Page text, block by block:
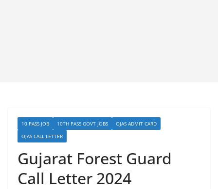
10 PASS JOB 10TH PASS GOVT JOBS
OJAS ADMIT CARD
OJAS CALL LETTER
Gujarat Forest Guard
Call Letter 2024